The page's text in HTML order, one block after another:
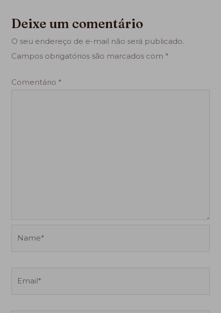
Deixe um comentário
O seu endereço de e-mail não será publicado.
Campos obrigatórios são marcados com *
Comentário *